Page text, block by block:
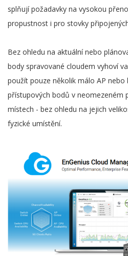
splňují požadavky na vysokou
propustnost i pro stovky
Bez ohledu na aktuální nebo
body spravované cloudem vyhoví
použít pouze několik málo AP
přístupových bodů v neomezeném
místech - bez ohledu na jejich
fyzické umístění.